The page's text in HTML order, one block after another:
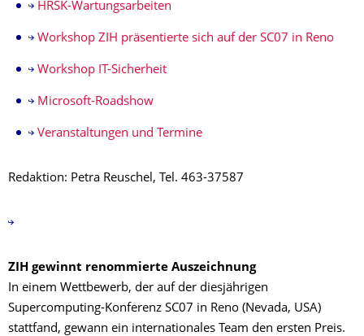
HRSK-Wartungsarbeiten
Workshop ZIH präsentierte sich auf der SC07 in Reno
Workshop IT-Sicherheit
Microsoft-Roadshow
Veranstaltungen und Termine
Redaktion: Petra Reuschel, Tel. 463-37587
ZIH gewinnt renommierte Auszeichnung
In einem Wettbewerb, der auf der diesjährigen
Supercomputing-Konferenz SC07 in Reno (Nevada, USA)
stattfand, gewann ein internationales Team den ersten Preis.